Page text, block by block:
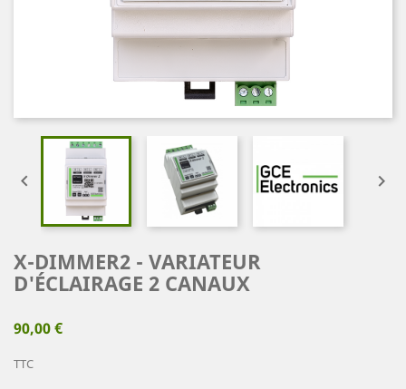
 
X-DIMMER2 - VARIATEUR
D'ÉCLAIRAGE 2 CANAUX
90,00 €
TTC